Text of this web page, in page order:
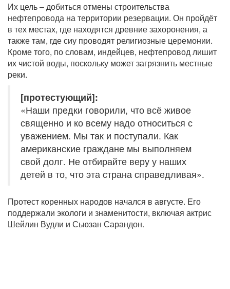
Их цель – добиться отмены строительства
нефтепровода на территории резервации. Он пройдёт
в тех местах, где находятся древние захоронения, а
также там, где сиу проводят религиозные церемонии.
Кроме того, по словам, индейцев, нефтепровод лишит
их чистой воды, поскольку может загрязнить местные
реки.
[протестующий]:
«Наши предки говорили, что всё живое
священно и ко всему надо относиться с
уважением. Мы так и поступали. Как
американские граждане мы выполняем
свой долг. Не отбирайте веру у наших
детей в то, что эта страна справедливая».
Протест коренных народов начался в августе. Его
поддержали экологи и знаменитости, включая актрис
Шейлин Вудли и Сьюзан Сарандон.